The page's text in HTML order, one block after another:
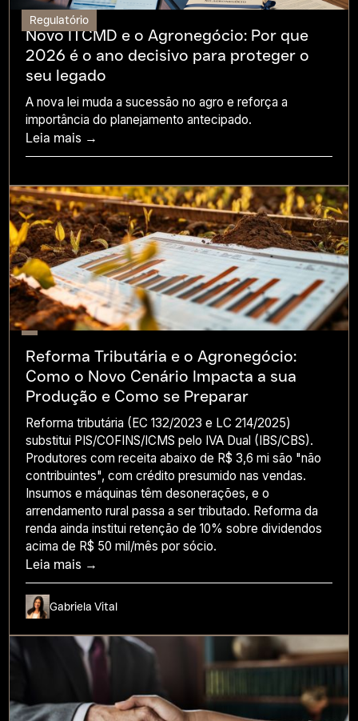
Regulatório
Novo ITCMD e o Agronegócio: Por que
2026 é o ano decisivo para proteger o
seu legado
A nova lei muda a sucessão no agro e reforça a
importância do planejamento antecipado.
Leia mais →
Reforma Tributária e o Agronegócio:
Como o Novo Cenário Impacta a sua
Produção e Como se Preparar
Reforma tributária (EC 132/2023 e LC 214/2025)
substitui PIS/COFINS/ICMS pelo IVA Dual (IBS/CBS).
Produtores com receita abaixo de R$ 3,6 mi são "não
contribuintes", com crédito presumido nas vendas.
Insumos e máquinas têm desonerações, e o
arrendamento rural passa a ser tributado. Reforma da
renda ainda institui retenção de 10% sobre dividendos
acima de R$ 50 mil/mês por sócio.
Leia mais →
Gabriela Vital